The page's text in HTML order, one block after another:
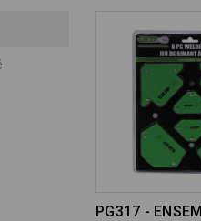
PG317 -